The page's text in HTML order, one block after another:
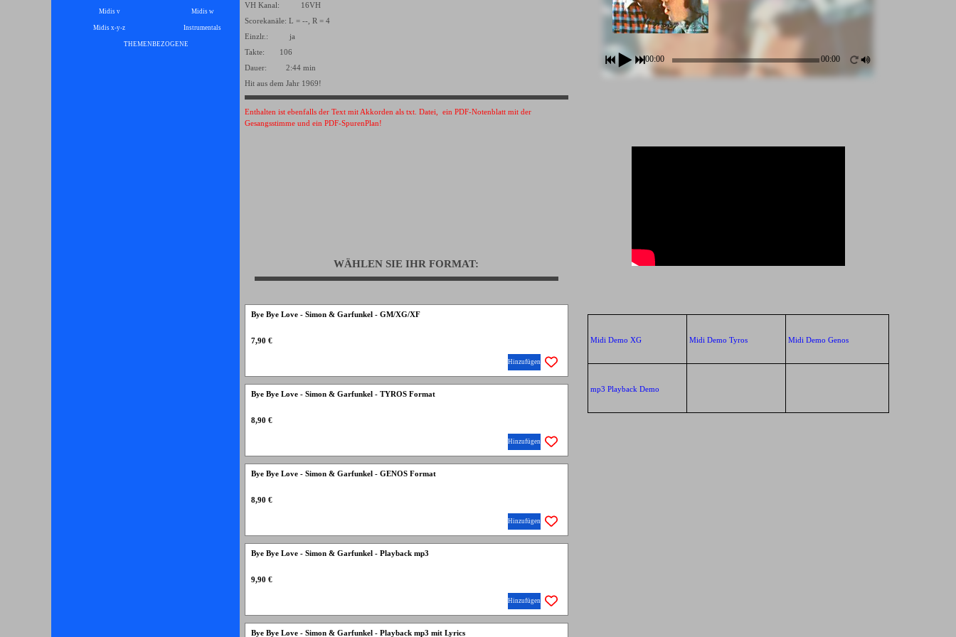
Midis v Midis w
Midis x-y-z Instrumentals
THEMENBEZOGENE
00:00 00:00
VH Kanal: 16VH
Scorekanäle: L = --, R = 4
Einzlr.: ja
Takte: 106
Dauer: 2:44 min
Hit aus dem Jahr 1969!
Enthalten ist ebenfalls der Text mit Akkorden als txt. Datei, ein PDF-Notenblatt mit der
Gesangsstimme und ein PDF-SpurenPlan!
WÄHLEN SIE IHR FORMAT:
Bye Bye Love - Simon & Garfunkel - GM/XG/XF
7,90 €
Hinzufügen
Bye Bye Love - Simon & Garfunkel - TYROS Format
8,90 €
Hinzufügen
Bye Bye Love - Simon & Garfunkel - GENOS Format
8,90 €
Hinzufügen
Bye Bye Love - Simon & Garfunkel - Playback mp3
9,90 €
Hinzufügen
Bye Bye Love - Simon & Garfunkel - Playback mp3 mit Lyrics
Midi Demo XG Midi Demo Tyros Midi Demo Genos
mp3 Playback Demo